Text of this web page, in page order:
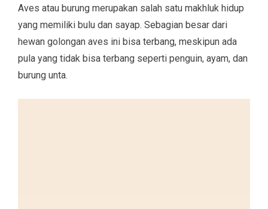
Aves atau burung merupakan salah satu makhluk hidup
yang memiliki bulu dan sayap. Sebagian besar dari
hewan golongan aves ini bisa terbang, meskipun ada
pula yang tidak bisa terbang seperti penguin, ayam, dan
burung unta.